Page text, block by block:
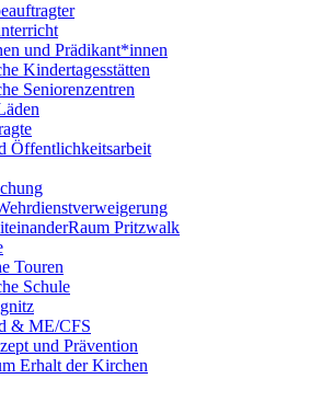
und Prädikant*innen
Kindertagesstätten
Seniorenzentren
Öffentlichkeitsarbeit
Pritzwalk
Touren
Schule
& ME/CFS
und Prävention
Erhalt der Kirchen